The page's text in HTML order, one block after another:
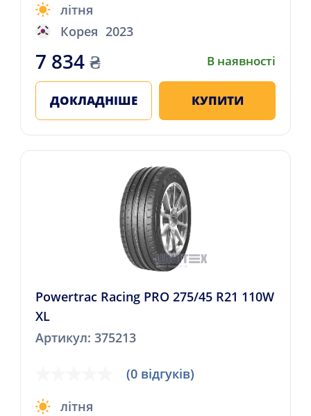
літня
Корея 2023
7 834₴ В наявності
ДОКЛАДНІШЕ КУПИТИ
Powertrac Racing PRO 275/45 R21 110W
XL
Артикул: 375213
(0 відгуків)
літня